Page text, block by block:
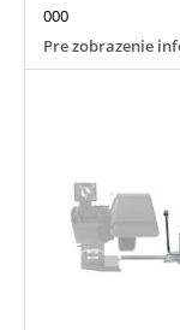
000
Pre zobrazenie